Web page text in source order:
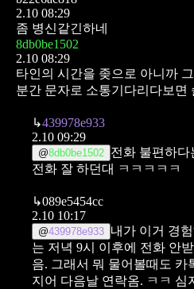
2.10 08:29
좀 병신같긴하네
8db0be1502
2.10 08:29
타인의 시간을 좆으로 아니까
분간 문자로 소통기다리다보면
↳439978e933
2.10 09:29
@8db0be1502 전화 불편하다
전화 잘 하던대 ㅋㅋㅋㅋㅋ
↳089e5454cc
2.10 10:17
@439978e933 내가 이거 경
는 저녁 9시 이후에 전화 안
음. 그래서 뭐 물어볼때도 카
지어 다음날 연락옴. ㅋㅋ 심